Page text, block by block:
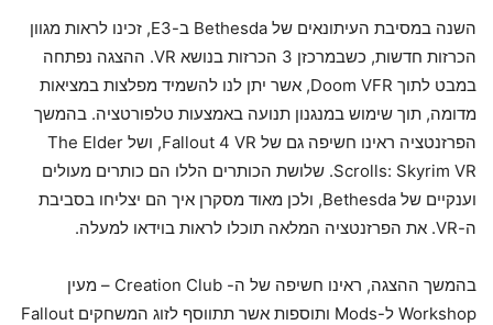
השנה במסיבת העיתונאים של Bethesda ב-E3, זכינו לראות מגוון
הכרזות חדשות, כשבמרכזן 3 הכרזות בנושא VR. ההצגה נפתחה
במבט לתוך Doom VFR, אשר יתן לנו להשמיד מפלצות במציאות
מדומה, תוך שימוש במנגנון תנועה באמצעות טלפורטציה. בהמשך
הפרזנטציה ראינו חשיפה גם של Fallout 4 VR, ושל The Elder
Scrolls: Skyrim VR. שלושת הכותרים הללו הם כותרים מעולים
וענקיים של Bethesda, ולכן מאוד מסקרן איך הם יצליחו בסביבת
ה-VR. את הפרזנטציה המלאה תוכלו לראות בוידאו למעלה.
בהמשך ההצגה, ראינו חשיפה של ה- Creation Club – מעין
Workshop ל-Mods ותוספות אשר תתווסף לזוג המשחקים Fallout